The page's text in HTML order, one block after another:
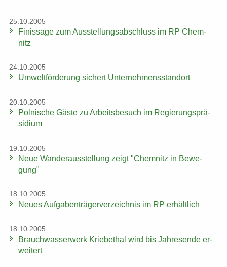
25.10.2005
Fi­nis­sa­ge zum Aus­stel­lungs­ab­schluss im RP Chem­
nitz
24.10.2005
Um­welt­för­de­rung si­chert Un­ter­neh­mens­stand­ort
20.10.2005
Pol­ni­sche Gäste zu Ar­beits­be­such im Re­gie­rungs­prä­
si­di­um
19.10.2005
Neue Wan­der­aus­stel­lung zeigt "Chem­nitz in Be­we­
gung"
18.10.2005
Neues Auf­ga­ben­trä­ger­ver­zeich­nis im RP er­hält­lich
18.10.2005
Brauch­was­ser­werk Krie­be­thal wird bis Jah­res­en­de er­
wei­tert